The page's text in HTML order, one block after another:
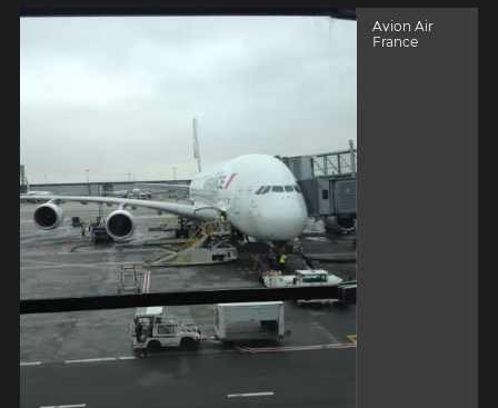
Avion Air
France